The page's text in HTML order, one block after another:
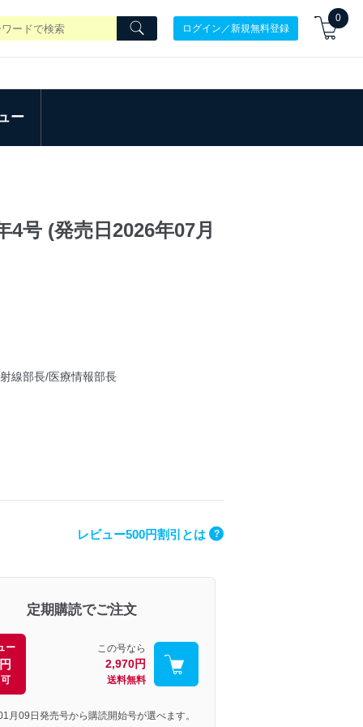
ログイン／新規無料登録
0
ー
号 (発売日2026年07月
線部長/医療情報部長
レビュー500円割引とは ?
定期購読でご注文
ー この号なら
2,970円
送料無料
月09日発売号から購読開始号が選べます。